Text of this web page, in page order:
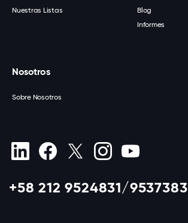
Nuestras Listas
Blog
Informes
Nosotros
Sobre Nosotros
+58 212 9524831/9537383